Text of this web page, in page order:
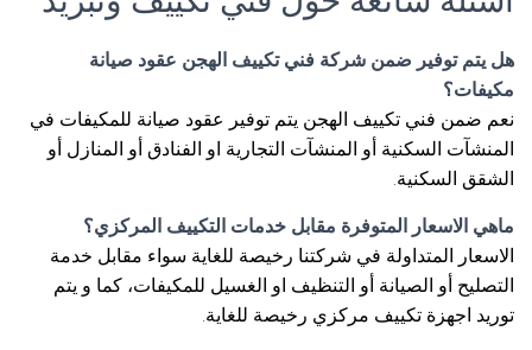
هل يتم توفير ضمن شركة فني تكييف الهجن عقود صيانة
مكيفات؟
نعم ضمن فني تكييف الهجن يتم توفير عقود صيانة للمكيفات في
المنشآت السكنية أو المنشآت التجارية او الفنادق أو المنازل أو
الشقق السكنية.
ماهي الاسعار المتوفرة مقابل خدمات التكييف المركزي؟
الاسعار المتداولة في شركتنا رخيصة للغاية سواء مقابل خدمة
التصليح أو الصيانة أو التنظيف او الغسيل للمكيفات، كما و يتم
توريد اجهزة تكييف مركزي رخيصة للغاية.